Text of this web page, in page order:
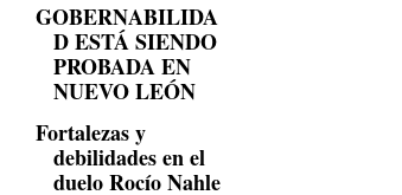
GOBERNABILIDA
D ESTÁ SIENDO
PROBADA EN
NUEVO LEÓN
Fortalezas y
debilidades en el
duelo Rocío Nahle